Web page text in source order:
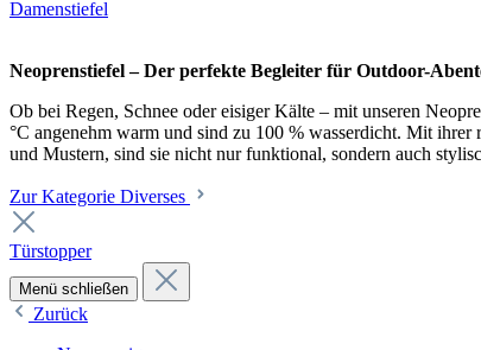
Damenstiefel
Neoprenstiefel – Der perfekte Begleiter für Outdoor-
Ob bei Regen, Schnee oder eisiger Kälte – mit unseren
°C angenehm warm und sind zu 100 % wasserdicht. Mit
und Mustern, sind sie nicht nur funktional, sondern auch
Zur Kategorie Diverses
Türstopper
Menü schließen
Zurück